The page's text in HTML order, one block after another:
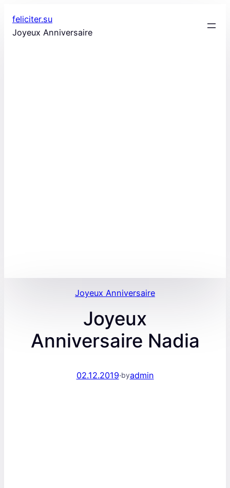
au
contenu
feliciter.su
Joyeux Anniversaire
Joyeux Anniversaire
Joyeux
Anniversaire Nadia
02.12.2019·byadmin